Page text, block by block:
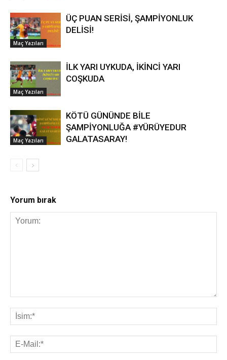
Maç Yazıları
ÜÇ PUAN SERİSİ, ŞAMPİYONLUK
DELİSİ!
Maç Yazıları
İLK YARI UYKUDA, İKİNCİ YARI
COŞKUDA
Maç Yazıları
KÖTÜ GÜNÜNDE BİLE
ŞAMPİYONLUĞA #YÜRÜYEDUR
GALATASARAY!
Yorum bırak